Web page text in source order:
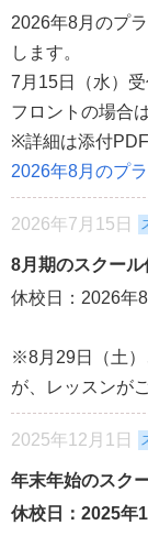
2026年8月のプ
します。
7月15日（水）
フロントの場合
※詳細は添付
2026年8月のプ
2026年7月15日
8月期のスクール
休校日：2026年
※8月29日（土）
が、レッスンが
2025年12月1日
年末年始のスク
休校日：2025年